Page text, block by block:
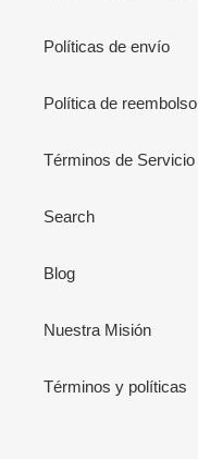
Políticas de envío
Política de reembolso
Términos de Servicio
Search
Blog
Nuestra Misión
Términos y políticas